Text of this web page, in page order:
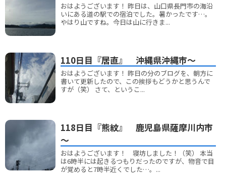
おはようございます！ 昨日は、山口県長門市の海沿
いにある道の駅での宿泊でした。暑かったです…。
やはり山ですね。今日は山に行きま...
110日目『居直』 沖縄県沖縄市～
おはようございます！ 昨日の分のブログを、朝方に
書いて更新したので、この挨拶もどうかと思うんで
すが（笑） さて、というこ...
118日目『熊紋』 鹿児島県薩摩川内市
～
おはようございます！ 寝坊しました！（笑） 本当
は6時半には起きるつもりだったのですが、物音で目
が覚めると7時半近くでした…。...